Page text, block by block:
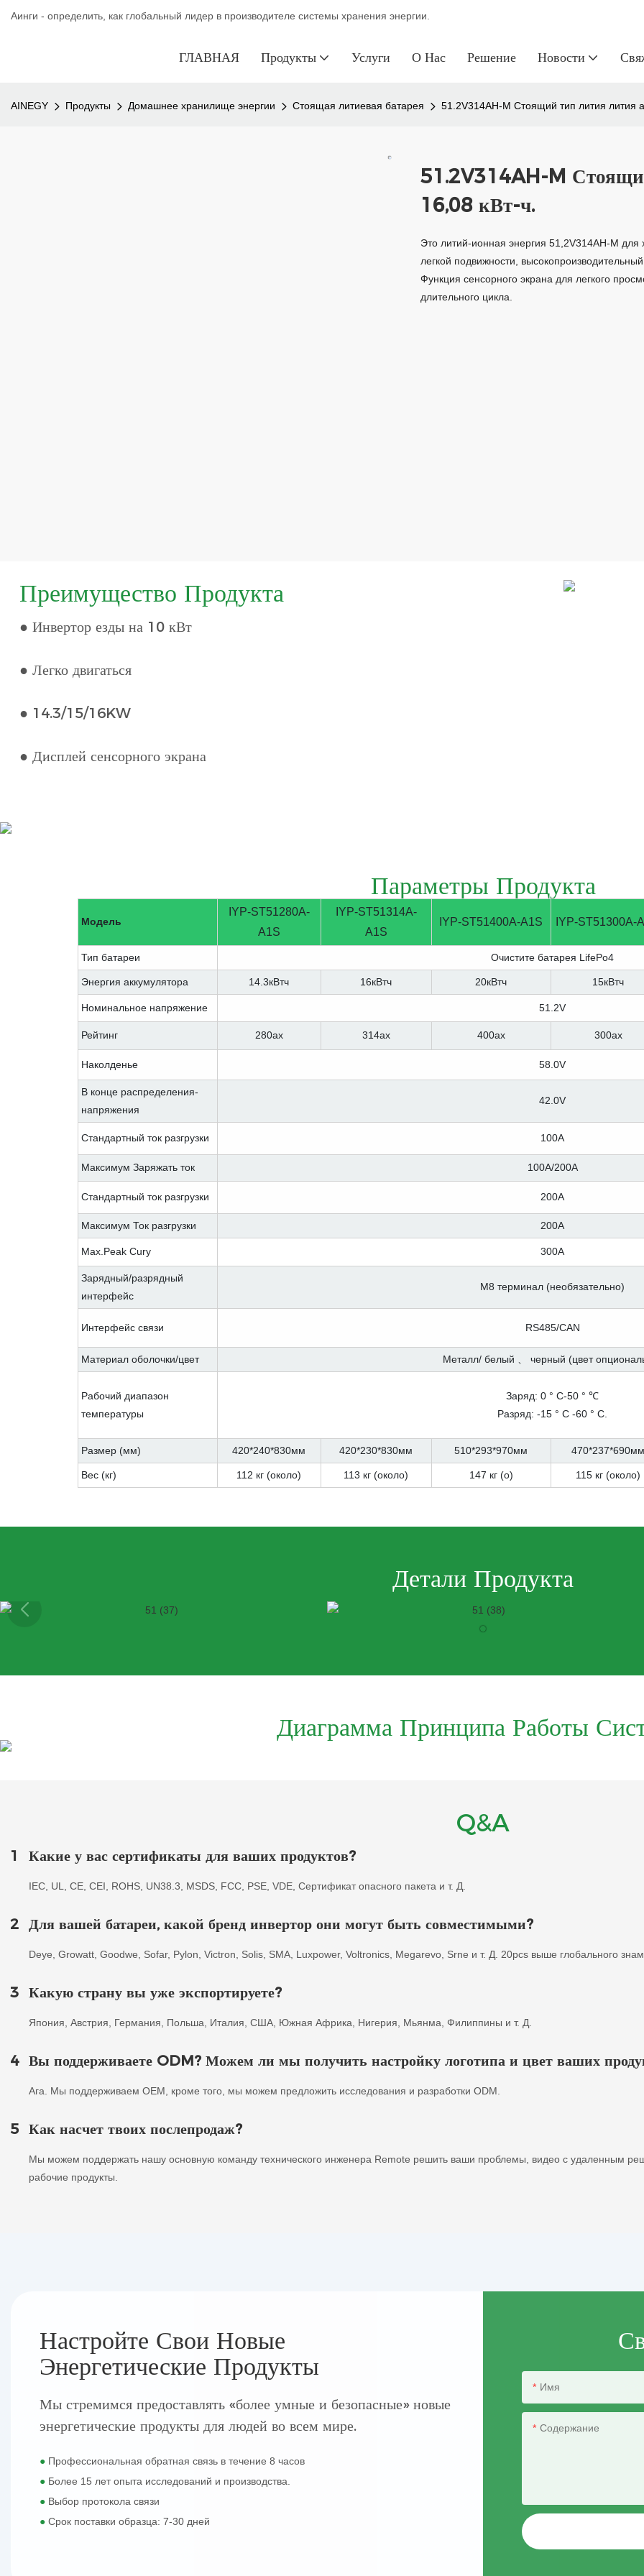
Аинги - определить, как глобальный лидер в производителе системы хранения энергии.
ГЛАВНАЯ Продукты Услуги О Нас Решение Новости
AINEGY Продукты Домашнее хранилище энергии Стоящая литиевая батарея 51.2V314AH-M Стоящий тип лития лития
51.2V314AH-M
16,08 кВт-ч.
Это литий-ионная энергия 51,2V314AH-M
легкой подвижности,
Функция сенсорного экрана для легкого
длительного цикла.
Преимущество Продукта
● Инвертор езды на 10 кВт
● Легко двигаться
● 14.3/15/16KW
● Дисплей сенсорного экрана
Параметры Продукта
Модель
IYP-ST51280A-
A1S
IYP-ST51314A-
A1S
IYP-ST51400A-A1S IYP-ST51300A-
Тип батареи Очистите батарея LifePo4
Энергия аккумулятора 14.3кВтч 16кВтч 20кВтч 15кВтч
Номинальное напряжение 51.2V
Рейтинг 280ах 314ах 400ах 300ах
Наколденье 58.0V
В конце распределения-
напряжения
42.0V
Стандартный ток разгрузки 100A
Максимум Заряжать ток 100A/200A
Стандартный ток разгрузки 200A
Максимум Ток разгрузки 200A
Max.Peak Cury 300A
Зарядный/разрядный
интерфейс
M8 терминал (необязательно)
Интерфейс связи RS485/CAN
Материал оболочки/цвет Металл/ белый 、 черный (цвет
Рабочий диапазон
температуры
Заряд: 0 ° C-50 ° ℃
Разряд: -15 ° C -60 ° C.
Размер (мм) 420*240*830мм 420*230*830мм 510*293*970мм
Вес (кг) 112 кг (около) 113 кг (около) 147 кг (о) 115 кг (около)
Детали Продукта
Диаграмма Принципа Работы
Q&A
1 Какие у вас сертификаты для ваших продуктов?
IEC, UL, CE, CEI, ROHS, UN38.3, MSDS, FCC, PSE, VDE, Сертификат опасного пакета и т. Д.
2 Для вашей батареи, какой бренд инвертор они могут быть совместимыми?
Deye, Growatt, Goodwe, Sofar, Pylon, Victron, Solis, SMA, Luxpower, Voltronics, Megarevo, Srne и т. Д. 20pcs выше глобального
3 Какую страну вы уже экспортируете?
Япония, Австрия, Германия, Польша, Италия, США, Южная Африка, Нигерия, Мьянма, Филиппины и т. Д.
4 Вы поддерживаете ODM? Можем ли мы получить настройку логотипа и цвет ваших
Ага. Мы поддерживаем OEM, кроме того, мы можем предложить исследования и разработки ODM.
5 Как насчет твоих послепродаж?
Мы можем поддержать нашу основную команду технического инженера Remote решить ваши проблемы, видео с удаленным
рабочие продукты.
Настройте Свои Новые
Энергетические Продукты
Мы стремимся предоставлять «более умные и безопасные» новые
энергетические продукты для людей во всем мире.
● Профессиональная обратная связь в течение 8 часов
● Более 15 лет опыта исследований и производства.
● Выбор протокола связи
●Срок поставки образца: 7-30 дней
Имя
Содержание